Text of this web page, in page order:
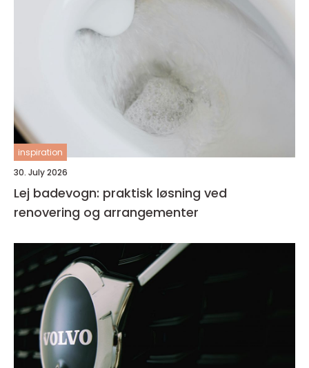
inspiration
30. July 2026
Lej badevogn: praktisk løsning ved
renovering og arrangementer